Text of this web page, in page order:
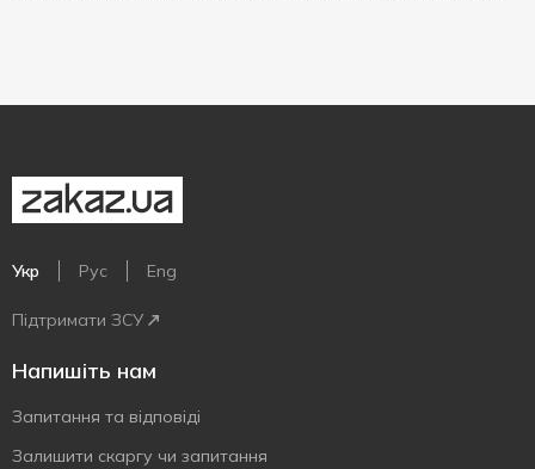
Укр Рус Eng
Підтримати ЗСУ
Напишіть нам
Запитання та відповіді
Залишити скаргу чи запитання